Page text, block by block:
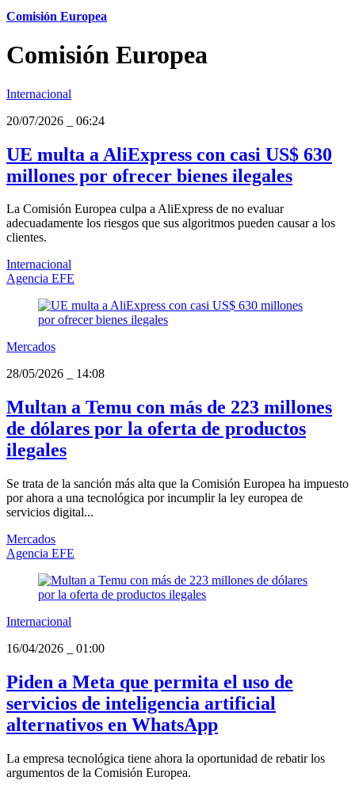
Comisión Europea
Comisión Europea
Internacional
20/07/2026
06:24
UE multa a AliExpress con casi US$ 630
millones por ofrecer bienes ilegales
La Comisión Europea culpa a AliExpress de no evaluar
adecuadamente los riesgos que sus algoritmos pueden causar a los
clientes.
Internacional
Agencia EFE
Mercados
28/05/2026
14:08
Multan a Temu con más de 223 millones
de dólares por la oferta de productos
ilegales
Se trata de la sanción más alta que la Comisión Europea ha impuesto
por ahora a una tecnológica por incumplir la ley europea de
servicios digital...
Mercados
Agencia EFE
Internacional
16/04/2026
01:00
Piden a Meta que permita el uso de
servicios de inteligencia artificial
alternativos en WhatsApp
La empresa tecnológica tiene ahora la oportunidad de rebatir los
argumentos de la Comisión Europea.